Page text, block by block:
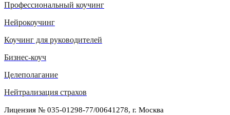
Профессиональный коучинг
Нейрокоучинг
Коучинг для руководителей
Бизнес-коуч
Целеполагание
Нейтрализация страхов
Лицензия № 035-01298-77/00641278, г. Москва